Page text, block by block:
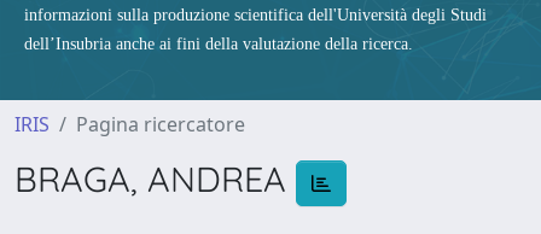
informazioni sulla produzione scientifica dell'Università degli Studi
dell’Insubria anche ai fini della valutazione della ricerca.
IRIS Pagina ricercatore
BRAGA, ANDREA